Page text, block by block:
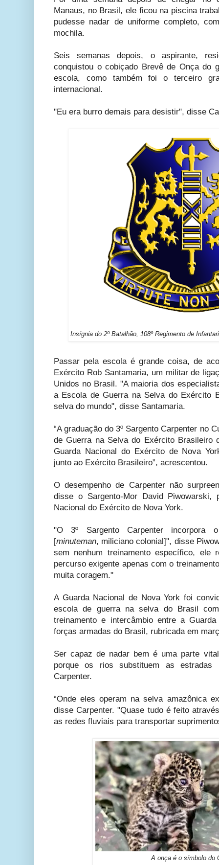
Manaus, no Brasil, ele ficou na piscina
pudesse nadar de uniforme completo,
mochila.
Seis semanas depois, o aspirante,
conquistou o cobiçado Brevê de Onça do
escola, como também foi o terceiro
internacional.
"Eu era burro demais para desistir", disse
Insígnia do 2º Batalhão, 108º Regimento de
Passar pela escola é grande coisa, de
Exército Rob Santamaria, um militar de
Unidos no Brasil. "A maioria dos
a Escola de Guerra na Selva do Exército
selva do mundo", disse Santamaria.
“A graduação do 3º Sargento Carpenter no
de Guerra na Selva do Exército Brasileiro
Guarda Nacional do Exército de Nova
junto ao Exército Brasileiro”, acrescentou.
O desempenho de Carpenter não
disse o Sargento-Mor David Piwowarski,
Nacional do Exército de Nova York.
"O 3º Sargento Carpenter incorpora
[minuteman, miliciano colonial]", disse
sem nenhum treinamento específico, ele
percurso exigente apenas com o
muita coragem."
A Guarda Nacional de Nova York foi
escola de guerra na selva do Brasil
treinamento e intercâmbio entre a
forças armadas do Brasil, rubricada em
Ser capaz de nadar bem é uma parte
porque os rios substituem as estradas
Carpenter.
“Onde eles operam na selva amazônica
disse Carpenter. "Quase tudo é feito
as redes fluviais para transportar
A onça é o símbolo do